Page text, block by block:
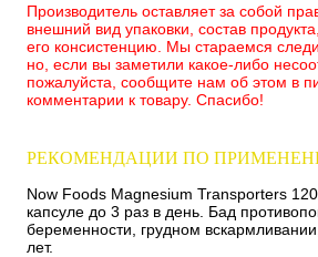
Производитель оставляет за собой
внешний вид упаковки, состав
его консистенцию. Мы стараемся
но, если вы заметили какое-либо
пожалуйста, сообщите нам об этом в
комментарии к товару. Спасибо!
РЕКОМЕНДАЦИИ ПО
Now Foods Magnesium Transporters
капсуле до 3 раз в день. Бад
беременности, грудном
лет.